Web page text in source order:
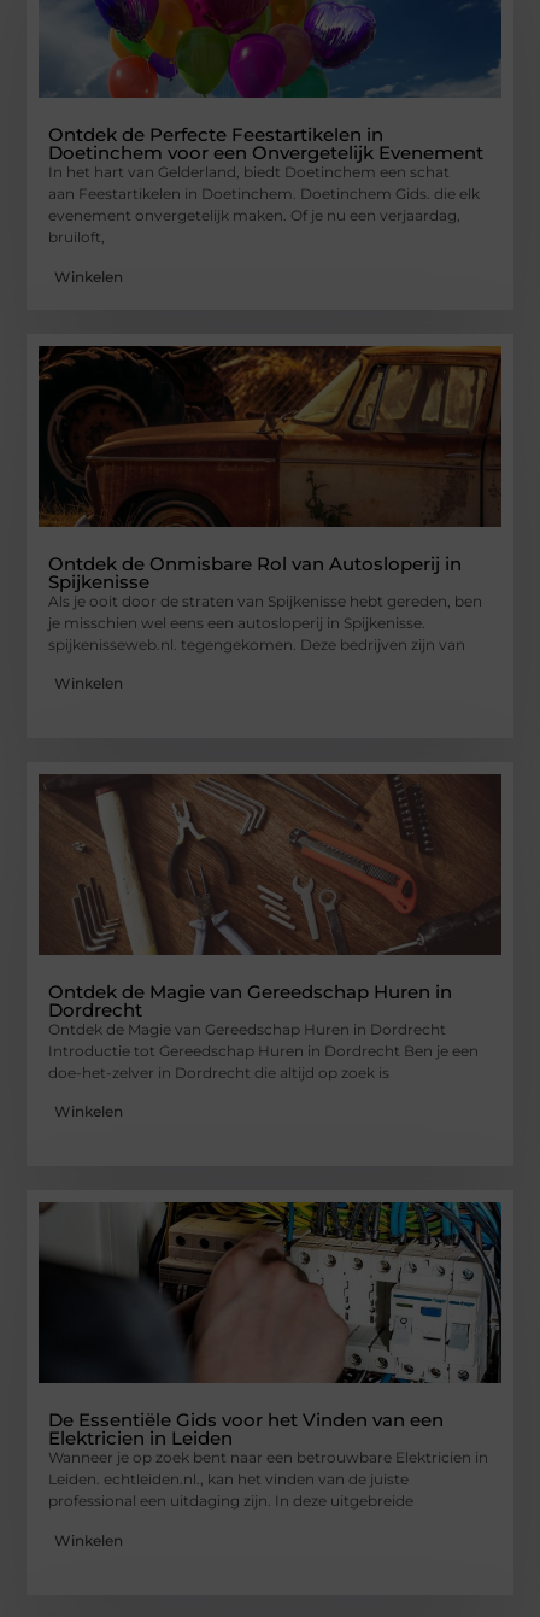
Ontdek de Perfecte Feestartikelen in
Doetinchem voor een Onvergetelijk Evenement
In het hart van Gelderland, biedt Doetinchem een schat
aan Feestartikelen in Doetinchem. Doetinchem Gids. die elk
evenement onvergetelijk maken. Of je nu een verjaardag,
bruiloft,
Winkelen
Ontdek de Onmisbare Rol van Autosloperij in
Spijkenisse
Als je ooit door de straten van Spijkenisse hebt gereden, ben
je misschien wel eens een autosloperij in Spijkenisse.
spijkenisseweb.nl. tegengekomen. Deze bedrijven zijn van
Winkelen
Ontdek de Magie van Gereedschap Huren in
Dordrecht
Ontdek de Magie van Gereedschap Huren in Dordrecht
Introductie tot Gereedschap Huren in Dordrecht Ben je een
doe-het-zelver in Dordrecht die altijd op zoek is
Winkelen
De Essentiële Gids voor het Vinden van een
Elektricien in Leiden
Wanneer je op zoek bent naar een betrouwbare Elektricien in
Leiden. echtleiden.nl., kan het vinden van de juiste
professional een uitdaging zijn. In deze uitgebreide
Winkelen